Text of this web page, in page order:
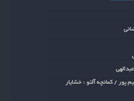
پور / کمانچه آلتو : خشایار